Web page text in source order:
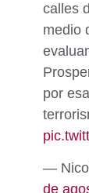
calles
medio
por
—
de